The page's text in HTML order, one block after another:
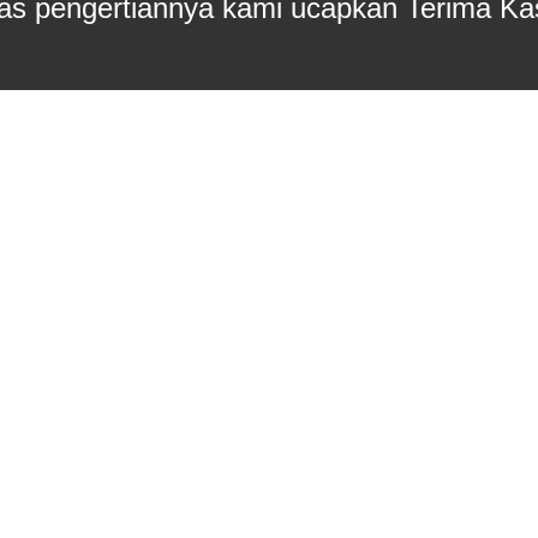
pengertiannya kami ucapkan Terima